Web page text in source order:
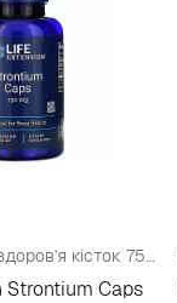
Стронцій для здоров'я кісток 750 мг
Strontium Caps